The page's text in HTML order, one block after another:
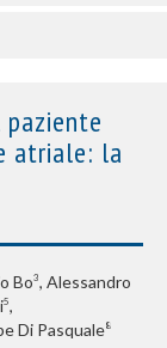
atriale: la
Bo3, Alessandro
5,
Di Pasquale8